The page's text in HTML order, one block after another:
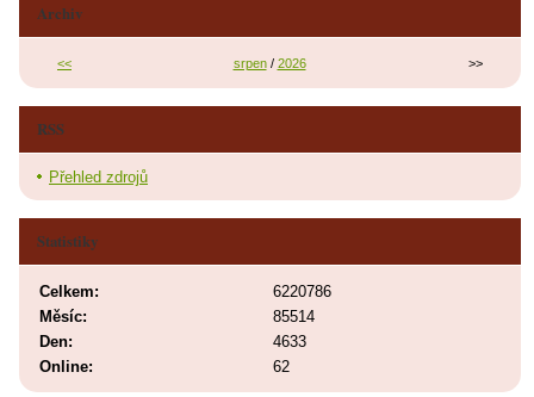
Archiv
<< srpen/ 2026 >>
RSS
Přehled zdrojů
Statistiky
Online: 62
Celkem:
6220786
Měsíc:
85514
Den:
4633